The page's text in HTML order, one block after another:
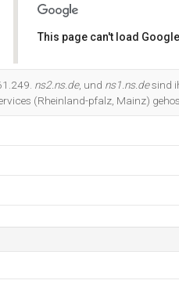
This page can't load
ns2.ns.de, und ns1.ns.desind
(Rheinland-pfalz, Mainz)